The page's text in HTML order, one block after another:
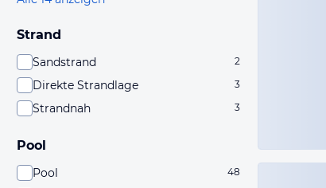
Strand
Sandstrand 2
Direkte Strandlage 3
Strandnah 3
Pool
Pool 48